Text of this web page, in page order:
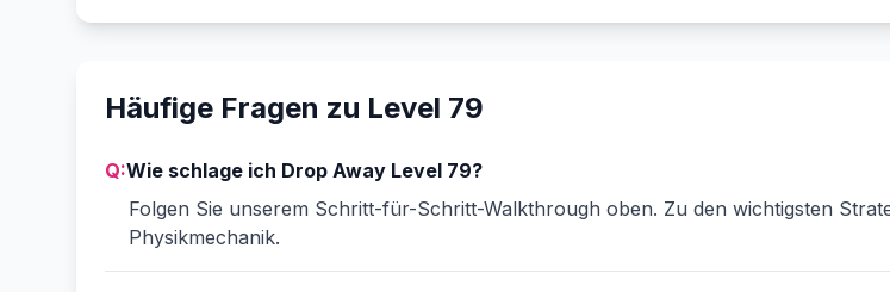
Häufige Fragen zu Level 79
Q:Wie schlage ich Drop Away Level 79?
Folgen Sie unserem Schritt-für-Schritt-Walkthrough oben. Zu den wichtigsten
Physikmechanik.